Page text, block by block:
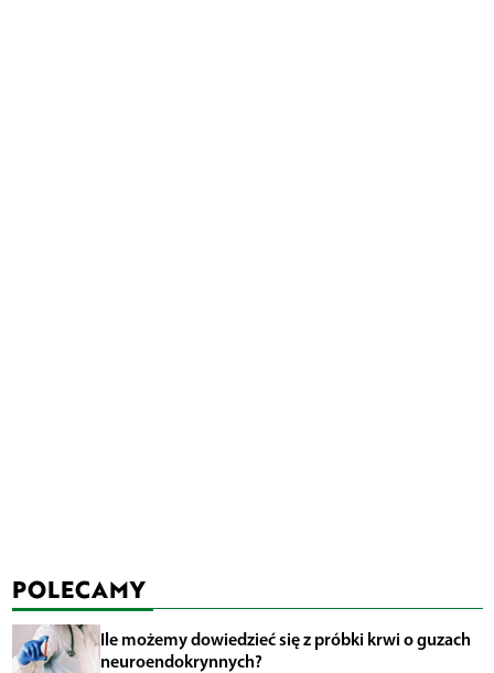
POLECAMY
Ile możemy dowiedzieć się z próbki krwi o guzach
neuroendokrynnych?